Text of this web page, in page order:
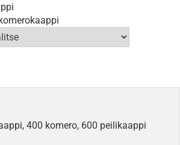
400 komero, 600 peilikaappi